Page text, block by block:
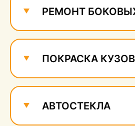
РЕМОНТ
ПОКРАСКА
АВТОСТЕКЛА